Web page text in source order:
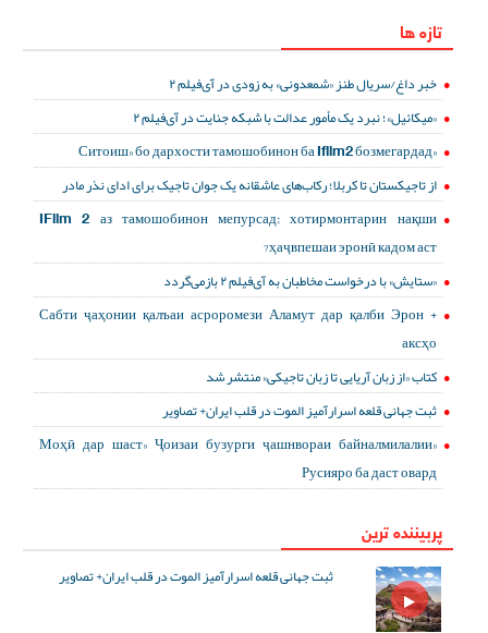
تازه ها
خبر داغ/سریال طنز «شمعدونی» به زودی در آی‌فیلم ۲
«میکائیل»؛ نبرد یک مأمور عدالت با شبکه جنایت در آی‌فیلم ۲
«Ситоиш» бо дархости тамошобинон ба Ifilm2 бозмегардад
از تاجیکستان تا کربلا؛ رکاب‌های عاشقانه یک جوان تاجیک برای ادای نذر مادر
IFilm 2 аз тамошобинон мепурсад: хотирмонтарин нақши
ҳаҷвпешаи эронӣ кадом аст?
«ستایش» با درخواست مخاطبان به آی‌فیلم ۲ بازمی‌گردد
Сабти ҷаҳонии қалъаи асроромези Аламут дар қалби Эрон +
аксҳо
کتاب «از زبان آریایی تا زبان تاجیکی» منتشر شد
ثبت جهانی قلعه اسرارآمیز الموت در قلب ایران+ تصاویر
«Моҳӣ дар шаст» Ҷоизаи бузурги ҷашнвораи байналмилалии
Русияро ба даст овард
پربیننده ترین
ثبت جهانی قلعه اسرارآمیز الموت در قلب ایران+ تصاویر